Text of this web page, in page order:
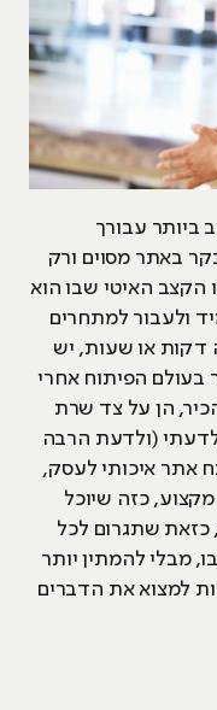
ביותר עבורך
באתר מסוים ורק
הקצב האיטי שבו הוא
ולעבור למתחרים
דקות או שעות, יש
בעולם הפיתוח אחרי
הן על צד שרת
(ולדעת הרבה
אתר איכותי לעסק,
כזה שיוכל
כזאת שתגרום לכל
מבלי להמתין יותר
למצוא את הדברים